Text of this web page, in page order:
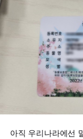
아직 우리나라에선